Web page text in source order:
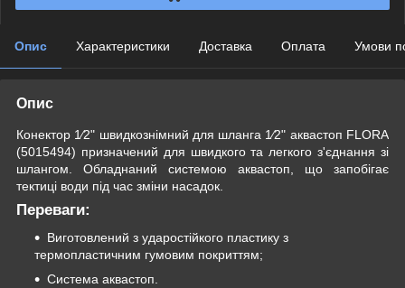
Опис Характеристики Доставка Оплата Умови
Опис
Конектор 1⁄2" швидкознімний для шланга 1⁄2" аквастоп FLORA
(5015494) призначений для швидкого та легкого з'єднання зі
шлангом. Обладнаний системою аквастоп, що запобігає
тектиці води під час зміни насадок.
Переваги:
Виготовлений з ударостійкого пластику з
термопластичним гумовим покриттям;
Система аквастоп.